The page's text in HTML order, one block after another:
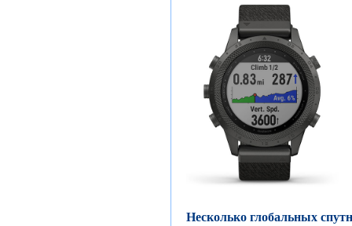
Несколько глобальных